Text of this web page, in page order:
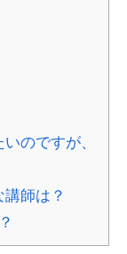
のですが、
師は？